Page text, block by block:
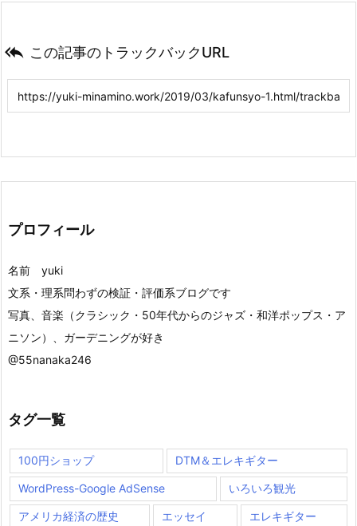
 この記事のトラックバックURL
プロフィール
名前 yuki
文系・理系問わずの検証・評価系ブログです
写真、音楽（クラシック・50年代からのジャズ・和洋ポップス・ア
ニソン）、ガーデニングが好き
@55nanaka246
タグ一覧
100円ショップ DTM＆エレキギター
WordPress-Google AdSense いろいろ観光
アメリカ経済の歴史 エッセイ エレキギター